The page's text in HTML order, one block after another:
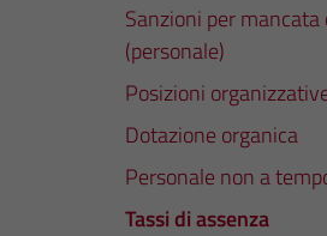
Sanzioni per
(personale)
Posizioni
Dotazione organica
Personale non a
Tassi di assenza